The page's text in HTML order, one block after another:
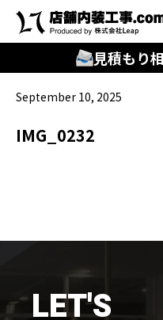
見積もり
︎探す
キーワードから
知る
はじめての方
September 10, 2025
IMG_0232
LET'S